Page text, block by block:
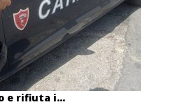
e rifiuta i...